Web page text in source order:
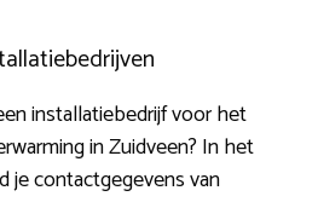
installatiebedrijf voor het
in Zuidveen? In het
je contactgegevens van